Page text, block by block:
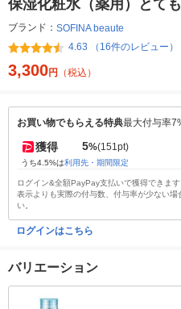
保湿化粧水（薬用）とて
ブランド： SOFINA beaute
4.63 （16件のレビュー）
3,300円 （税込）
お買い物でもらえる特典最大付与率
獲得 5%(151pt)
うち4.5%は利用先・期間限定
ログイン&全額PayPay支払いで獲得できま
表示よりも実際の付与数、付与率が少ない
い。
ログインはこちら
バリエーション